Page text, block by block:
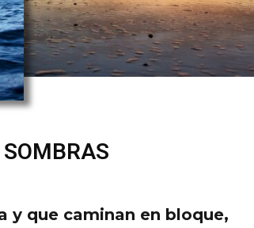
y que caminan en bloque,